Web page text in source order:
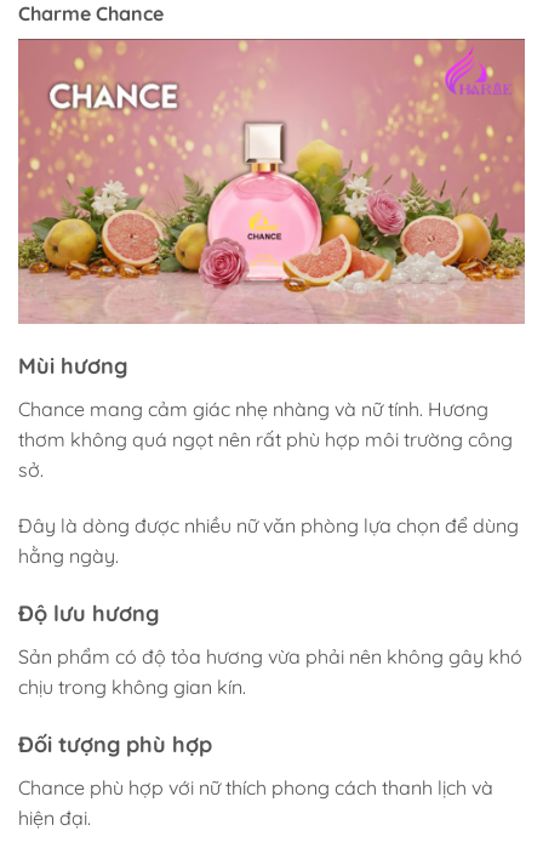
Charme Chance
Mùi hương
Chance mang cảm giác nhẹ nhàng và nữ tính. Hương
thơm không quá ngọt nên rất phù hợp môi trường công
sở.
Đây là dòng được nhiều nữ văn phòng lựa chọn để dùng
hằng ngày.
Độ lưu hương
Sản phẩm có độ tỏa hương vừa phải nên không gây khó
chịu trong không gian kín.
Đối tượng phù hợp
Chance phù hợp với nữ thích phong cách thanh lịch và
hiện đại.